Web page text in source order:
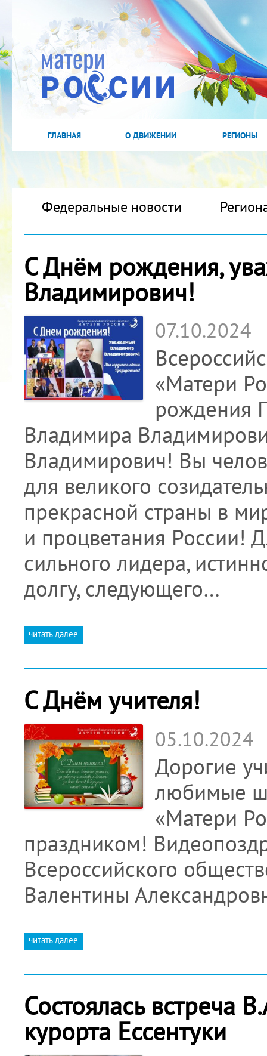
ГЛАВНАЯ О ДВИЖЕНИИ РЕГИОНЫ
Федеральные новости
С Днём рождения,
Владимирович!
07.10.2024
«Матери
рождения
Владимира
Владимирович! Вы
для великого
прекрасной страны в
и процветания России!
сильного лидера,
долгу, следующего…
читать далее
С Днём учителя!
05.10.2024
Дорогие
любимые
«Матери
праздником!
Всероссийского
Валентины
читать далее
Состоялась встреча
курорта Ессентуки